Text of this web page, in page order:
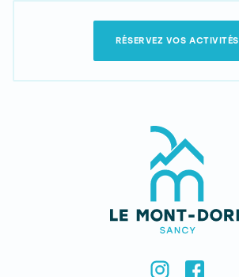
RÉSERVEZ VOS ACTIVITÉS